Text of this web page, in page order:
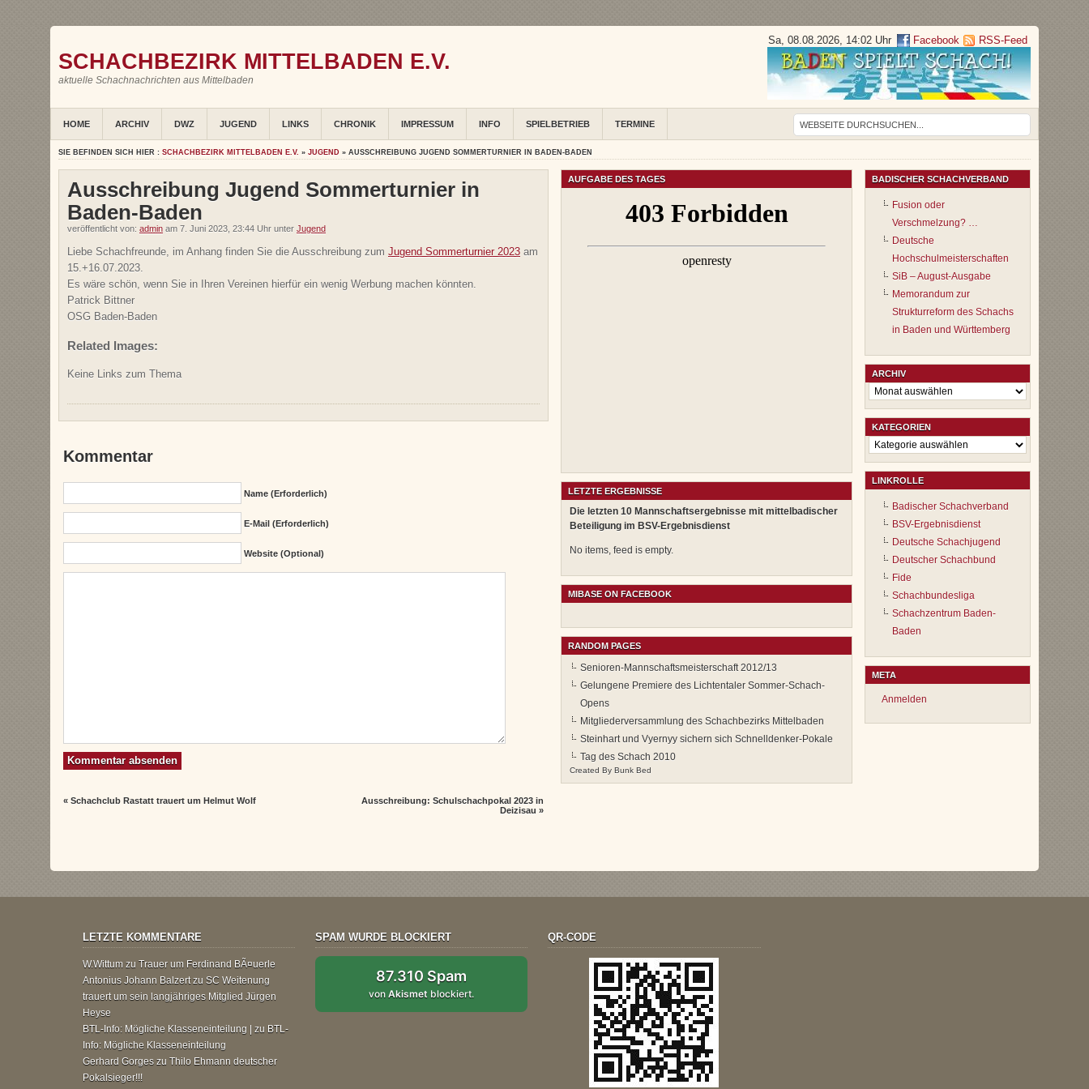
SCHACHBEZIRK MITTELBADEN E.V.
aktuelle Schachnachrichten aus Mittelbaden
Sa, 08.08.2026, 14:02 Uhr Facebook RSS-Feed
HOME ARCHIV DWZ JUGEND LINKS CHRONIK IMPRESSUM INFO SPIELBETRIEB TERMINE
SIE BEFINDEN SICH HIER : SCHACHBEZIRK MITTELBADEN E.V. » JUGEND » AUSSCHREIBUNG JUGEND SOMMERTURNIER IN BADEN-BADEN
Ausschreibung Jugend Sommerturnier in
Baden-Baden
veröffentlicht von: admin am 7. Juni 2023, 23:44 Uhr unter Jugend
Liebe Schachfreunde, im Anhang finden Sie die Ausschreibung zum Jugend Sommerturnier 2023 am
15.+16.07.2023.
Es wäre schön, wenn Sie in Ihren Vereinen hierfür ein wenig Werbung machen könnten.
Patrick Bittner
OSG Baden-Baden
Related Images:
Keine Links zum Thema
Kommentar
Name (erforderlich)
E-Mail (erforderlich)
Website (Optional)
«Schachclub Rastatt trauert um Helmut Wolf
Ausschreibung: Schulschachpokal 2023 in
Deizisau »
AUFGABE DES TAGES
LETZTE ERGEBNISSE
Die letzten 10 Mannschaftsergebnisse mit mittelbadischer
Beteiligung im BSV-Ergebnisdienst
No items, feed is empty.
MIBASE ON FACEBOOK
RANDOM PAGES
Senioren-Mannschaftsmeisterschaft 2012/13
Gelungene Premiere des Lichtentaler Sommer-Schach-
Opens
Mitgliederversammlung des Schachbezirks Mittelbaden
Steinhart und Vyernyy sichern sich Schnelldenker-Pokale
Tag des Schach 2010
Created By Bunk Bed
BADISCHER SCHACHVERBAND
Fusion oder
Verschmelzung? …
Deutsche
Hochschulmeisterschaften
SiB – August-Ausgabe
Memorandum zur
Strukturreform des Schachs
in Baden und Württemberg
ARCHIV
Archiv
KATEGORIEN
Kategorien
LINKROLLE
Badischer Schachverband
BSV-Ergebnisdienst
Deutsche Schachjugend
Deutscher Schachbund
Fide
Schachbundesliga
Schachzentrum Baden-
Baden
META
Anmelden
LETZTE KOMMENTARE
W.Wittum zu Trauer um Ferdinand BÃ¤uerle
Antonius Johann Balzertzu SC Weitenung
trauert um sein langjähriges Mitglied Jürgen
Heyse
BTL-Info: Mögliche Klasseneinteilung | zu BTL-
Info: Mögliche Klasseneinteilung
Gerhard Gorges zu Thilo Ehmann deutscher
Pokalsieger!!!
SPAM WURDE BLOCKIERT
87.310 Spam
vonAkismet blockiert.
QR-CODE